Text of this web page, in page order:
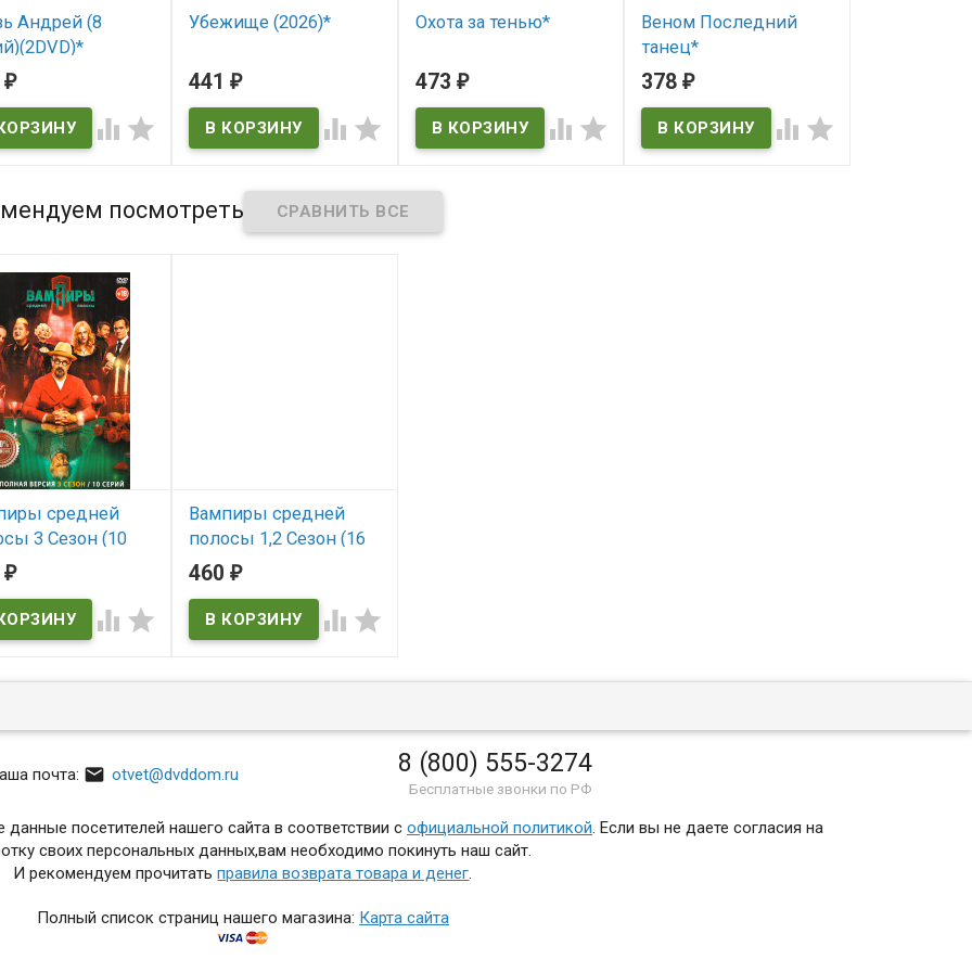
Андрей (8
₽
 
Убежище (2026)*
441₽
 
Охота за тенью*
473 ₽
 
Веном Последний
танец*
В наличии
378₽
 
посмотреть
средней
3 Сезон (10
₽
 
Вампиры средней
полосы 1,2 Сезон (16
серий + Фильм о
460₽
 
почта:  otvet@dvddom.ru 8 (800) 555-3274
Бесплатные звонки по РФ
посетителей нашего сайта в соответствии с официальной политикой. Если вы не даете согласия на
своих персональных данных,вам необходимо покинуть наш сайт.
И рекомендуем прочитатьправила возврата товара и денег.
Полный список страниц нашего магазина: Карта сайта